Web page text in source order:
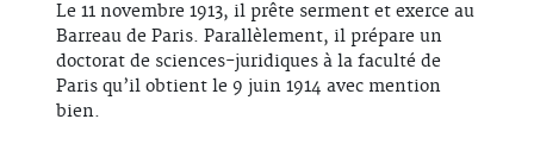
Le 11 novembre 1913, il prête serment et exerce au
Barreau de Paris. Parallèlement, il prépare un
doctorat de sciences-juridiques à la faculté de
Paris qu’il obtient le 9 juin 1914 avec mention
bien.